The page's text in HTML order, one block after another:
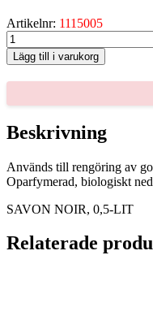
Artikelnr: 1115005
SAVON
NOIR,
0,5-
LIT
Lägg till i varukorg
Beskrivning
Används till rengöring av
Oparfymerad, biologiskt
SAVON NOIR, 0,5-LIT
Relaterade